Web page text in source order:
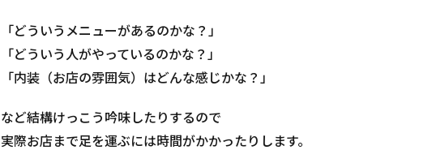
「どういうメニューがあるのかな？」
「どういう人がやっているのかな？」
「内装（お店の雰囲気）はどんな感じかな？」
など結構けっこう吟味したりするので
実際お店まで足を運ぶには時間がかかったりします。